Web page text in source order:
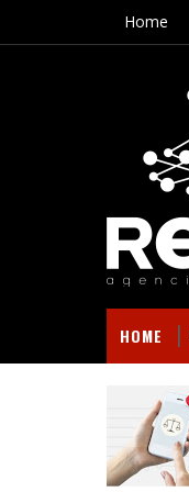
Home
HOME